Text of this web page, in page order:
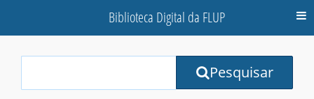
Biblioteca Digital da FLUP
Terms:
Pesquisar